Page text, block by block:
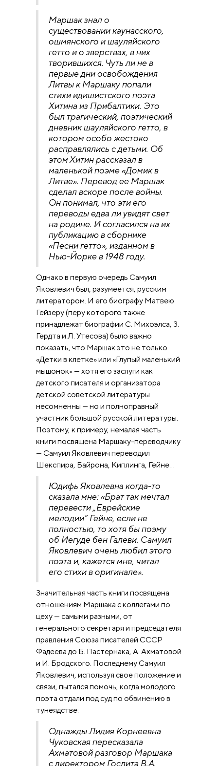
Маршак знал о
существовании каунасского,
ошмянского и шауляйского
гетто и о зверствах, в них
творившихся. Чуть ли не в
первые дни освобождения
Литвы к Маршаку попали
стихи идишистского поэта
Хитина из Прибалтики. Это
был трагический, поэтический
дневник шауляйского гетто, в
котором особо жестоко
расправлялись с детьми. Об
этом Хитин рассказал в
маленькой поэме «Домик в
Литве». Перевод ее Маршак
сделал вскоре после войны.
Он понимал, что эти его
переводы едва ли увидят свет
на родине. И согласился на их
публикацию в сборнике
«Песни гетто», изданном в
Нью-Йорке в 1948 году.
Однако в первую очередь Самуил
Яковлевич был, разумеется, русским
литератором. И его биографу Матвею
Гейзеру (перу которого также
принадлежат биографии С. Михоэлса, З.
Гердта и Л. Утесова) было важно
показать, что Маршак это не только
«Детки в клетке» или «Глупый маленький
мышонок» — хотя его заслуги как
детского писателя и организатора
детской советской литературы
несомненны — но и полноправный
участник большой русской литературы.
Поэтому, к примеру, немалая часть
книги посвящена Маршаку-переводчику
— Самуил Яковлевич переводил
Шекспира, Байрона, Киплинга, Гейне…
Юдифь Яковлевна когда-то
сказала мне: «Брат так мечтал
перевести „Еврейские
мелодии“ Гейне, если не
полностью, то хотя бы поэму
об Иегуде бен Галеви. Самуил
Яковлевич очень любил этого
поэта и, кажется мне, читал
его стихи в оригинале».
Значительная часть книги посвящена
отношениям Маршака с коллегами по
цеху — самыми разными, от
генерального секретаря и председателя
правления Союза писателей СССР
Фадеева до Б. Пастернака, А. Ахматовой
и И. Бродского. Последнему Самуил
Яковлевич, используя свое положение и
связи, пытался помочь, когда молодого
поэта отдали под суд по обвинению в
тунеядстве:
Однажды Лидия Корнеевна
Чуковская пересказала
Ахматовой разговор Маршака
с директором Гослита В.А.